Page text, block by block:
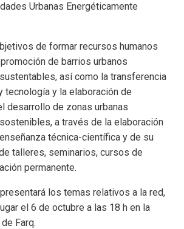
Urbanas Energéticamente
de formar recursos humanos
de barrios urbanos
así como la transferencia
tecnología y la elaboración de
desarrollo de zonas urbanas
a través de la elaboración
técnica-científica y de su
talleres, seminarios, cursos de
permanente.
los temas relativos a la red,
el 6 de octubre a las 18 h en la
Farq.